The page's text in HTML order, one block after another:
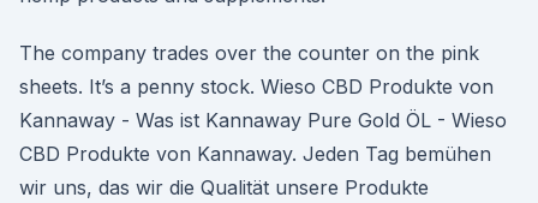
The company trades over the counter on the pink
sheets. It’s a penny stock. Wieso CBD Produkte von
Kannaway - Was ist Kannaway Pure Gold ÖL - Wieso
CBD Produkte von Kannaway. Jeden Tag bemühen
wir uns, das wir die Qualität unsere Produkte